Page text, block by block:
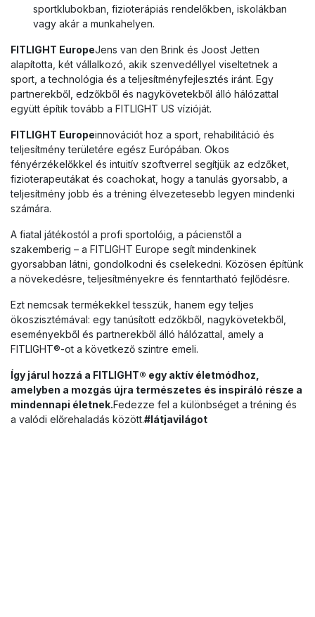
sportklubokban, fizioterápiás rendelőkben, iskolákban
vagy akár a munkahelyen.
FITLIGHT EuropeJens van den Brink és Joost Jetten
alapította, két vállalkozó, akik szenvedéllyel viseltetnek a
sport, a technológia és a teljesítményfejlesztés iránt. Egy
partnerekből, edzőkből és nagykövetekből álló hálózattal
együtt építik tovább a FITLIGHT US vízióját.
FITLIGHT Europeinnovációt hoz a sport, rehabilitáció és
teljesítmény területére egész Európában. Okos
fényérzékelőkkel és intuitív szoftverrel segítjük az edzőket,
fizioterapeutákat és coachokat, hogy a tanulás gyorsabb, a
teljesítmény jobb és a tréning élvezetesebb legyen mindenki
számára.
A fiatal játékostól a profi sportolóig, a pácienstől a
szakemberig – a FITLIGHT Europe segít mindenkinek
gyorsabban látni, gondolkodni és cselekedni. Közösen építünk
a növekedésre, teljesítményekre és fenntartható fejlődésre.
Ezt nemcsak termékekkel tesszük, hanem egy teljes
ökoszisztémával: egy tanúsított edzőkből, nagykövetekből,
eseményekből és partnerekből álló hálózattal, amely a
FITLIGHT®-ot a következő szintre emeli.
Így járul hozzá a FITLIGHT® egy aktív életmódhoz,
amelyben a mozgás újra természetes és inspiráló része a
mindennapi életnek.Fedezze fel a különbséget a tréning és
a valódi előrehaladás között.#látjavilágot